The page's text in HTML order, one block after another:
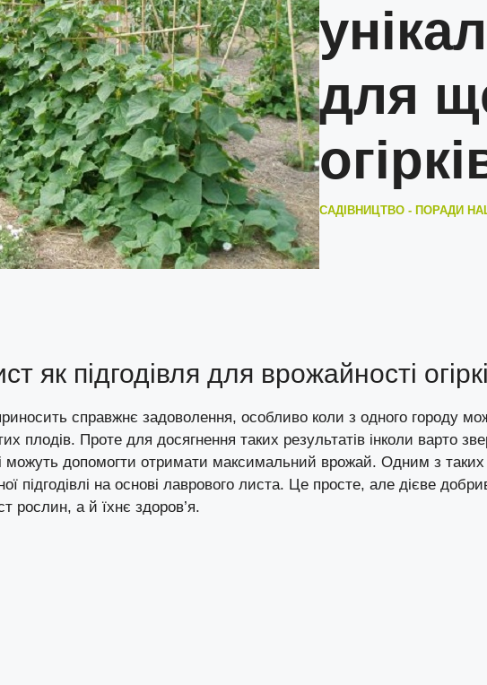
для
САДІВНИЦТВО - ПОРАДИ
як підгодівля для врожайності
справжнє задоволення, особливо коли з одного городу
плодів. Проте для досягнення таких результатів інколи варто
можуть допомогти отримати максимальний врожай. Одним з таких
підгодівлі на основі лаврового листа. Це просте, але дієве
рослин, а й їхнє здоров’я.